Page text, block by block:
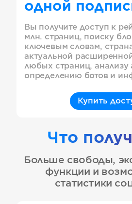
одной
Вы получите доступ к
млн. страниц, поиску
ключевым словам,
актуальной
любых страниц, анализу
определению ботов и
Купить
Что
Больше свободы,
функции и
статистики